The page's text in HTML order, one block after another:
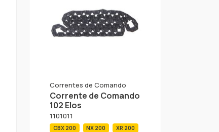
Correntes de Comando
Corrente de Comando
102 Elos
1101011
CBX 200 NX 200 XR 200